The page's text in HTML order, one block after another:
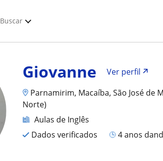
Buscar
Giovanne
Ver perfil
Parnamirim, Macaíba, São José de
Norte)
Aulas de Inglês
Dados verificados
4 anos